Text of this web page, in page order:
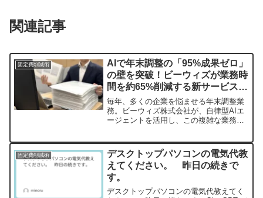
関連記事
固定費削減術
AIで年末調整の「95%成果ゼロ」
の壁を突破！ビーウィズが業務時
間を約65%削減する新サービスを
リリース
毎年、多くの企業を悩ませる年末調整業
務。ビーウィズ株式会社が、自律型AIエ
ージェントを活用し、この複雑な業務を
手前提」の業務設計を見直し、AIを前提
とした新しいアプローチで、対応時間を
約65%削減する画期的な解決策です。
固定費削減術
デスクトップパソコンの電気代教
えてください。 昨日の続きで
す。
デスクトップパソコンの電気代教えてく